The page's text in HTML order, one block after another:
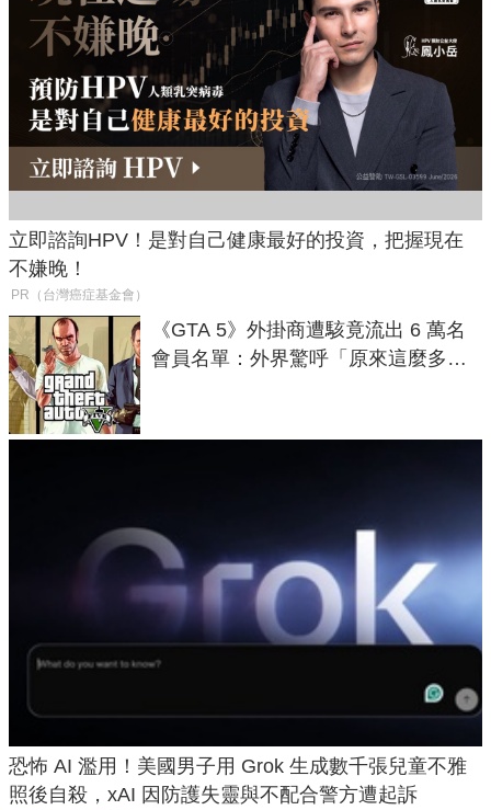
立即諮詢HPV！是對自己健康最好的投資，把握現在
不嫌晚！
PR（台灣癌症基金會）
《GTA 5》外掛商遭駭竟流出 6 萬名
會員名單：外界驚呼「原來這麼多人
恐怖 AI 濫用！美國男子用 Grok 生成數千張兒童不雅
照後自殺，xAI 因防護失靈與不配合警方遭起訴